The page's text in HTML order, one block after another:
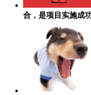
合，是项目实施成